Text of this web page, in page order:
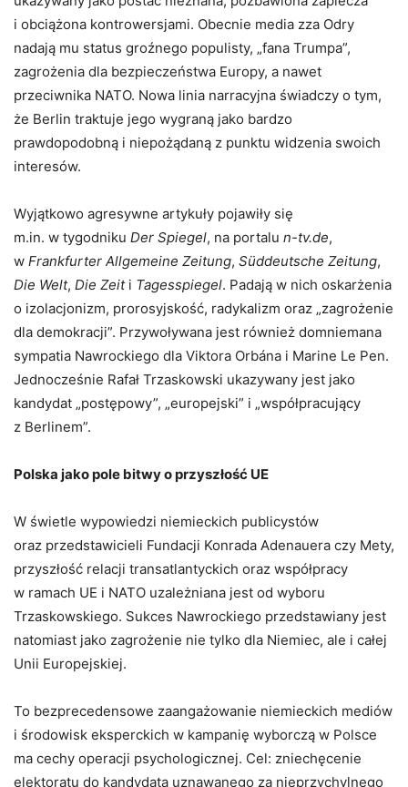
i obciążona kontrowersjami. Obecnie media zza Odry
nadają mu status groźnego populisty, „fana Trumpa”,
zagrożenia dla bezpieczeństwa Europy, a nawet
przeciwnika NATO. Nowa linia narracyjna świadczy o tym,
że Berlin traktuje jego wygraną jako bardzo
prawdopodobną i niepożądaną z punktu widzenia swoich
interesów.
Wyjątkowo agresywne artykuły pojawiły się
m.in. w tygodniku Der Spiegel, na portalu n-tv.de,
w Frankfurter Allgemeine Zeitung, Süddeutsche Zeitung,
Die Welt, Die Zeiti Tagesspiegel. Padają w nich oskarżenia
o izolacjonizm, prorosyjskość, radykalizm oraz „zagrożenie
dla demokracji”. Przywoływana jest również domniemana
sympatia Nawrockiego dla Viktora Orbána i Marine Le Pen.
Jednocześnie Rafał Trzaskowski ukazywany jest jako
kandydat „postępowy”, „europejski” i „współpracujący
z Berlinem”.
Polska jako pole bitwy o przyszłość UE
W świetle wypowiedzi niemieckich publicystów
oraz przedstawicieli Fundacji Konrada Adenauera czy Mety,
przyszłość relacji transatlantyckich oraz współpracy
w ramach UE i NATO uzależniana jest od wyboru
Trzaskowskiego. Sukces Nawrockiego przedstawiany jest
natomiast jako zagrożenie nie tylko dla Niemiec, ale i całej
Unii Europejskiej.
To bezprecedensowe zaangażowanie niemieckich mediów
i środowisk eksperckich w kampanię wyborczą w Polsce
ma cechy operacji psychologicznej. Cel: zniechęcenie
elektoratu do kandydata uznawanego za nieprzychylnego